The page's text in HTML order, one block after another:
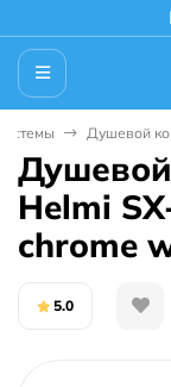
Душевой
Helmi
chrome
5.0